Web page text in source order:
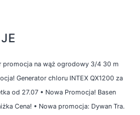
promocja na wąż ogrodowy 3/4 30 m
Generator chloru INTEX QX1200 za
od 27.07 • Nowa Promocja! Basen
Cena! • Nowa promocja: Dywan Tra.